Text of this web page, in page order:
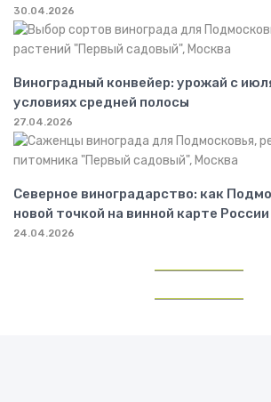
30.04.2026
Виноградный конвейер: урожай с
условиях средней полосы
27.04.2026
Северное виноградарство: как
новой точкой на винной карте России
24.04.2026